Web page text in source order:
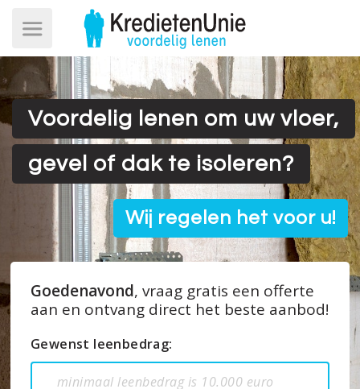
Voordelig lenen om uw vloer,
gevel of dak te isoleren?
Wij regelen het voor u!
Goedenavond, vraag gratis een offerte
aan en ontvang direct het beste aanbod!
Gewenst leenbedrag: